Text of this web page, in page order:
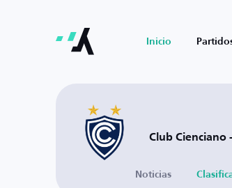
Inicio
Club Cienciano
Noticias